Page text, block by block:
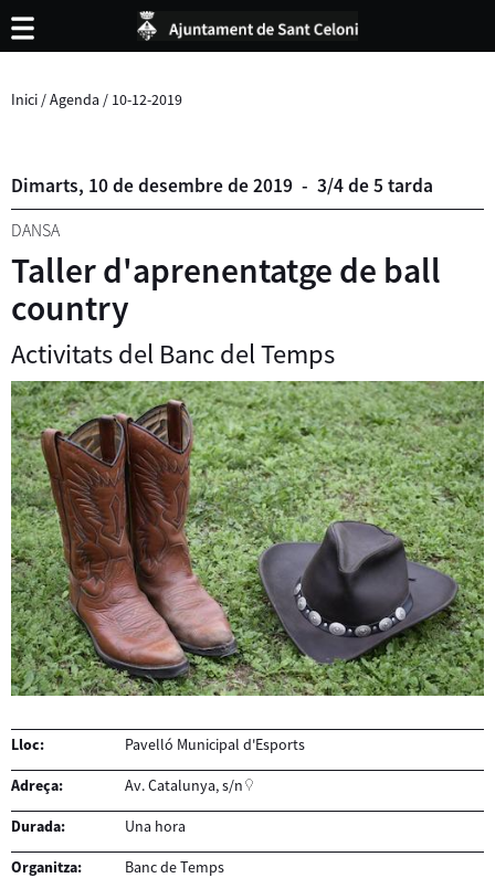
Inici /Agenda / 10-12-2019
Dimarts, 10dedesembrede2019 - 3/4 de 5 tarda
DANSA
Taller d'aprenentatge de ball
country
Activitats del Banc del Temps
Lloc: Pavelló Municipal d'Esports
Adreça: Av. Catalunya, s/n
Durada: Una hora
Organitza: Banc de Temps